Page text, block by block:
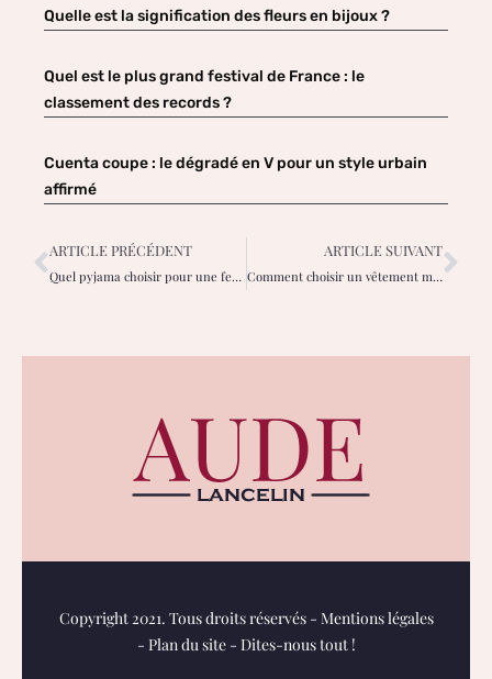
Quelle est la signification des fleurs en bijoux ?
Quel est le plus grand festival de France : le
classement des records ?
Cuenta coupe : le dégradé en V pour un style urbain
affirmé
ARTICLE PRÉCÉDENT
Quel pyjama choisir pour une femme enceinte ?
ARTICLE SUIVANT
Comment choisir un vêtement made in France ?
Copyright 2021. Tous droits réservés - Mentions légales
- Plan du site- Dites-nous tout !